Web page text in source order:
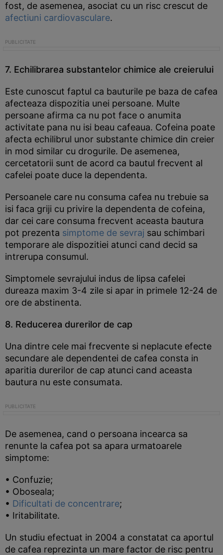
fost, de asemenea, asociat cu un risc crescut de
afectiuni cardiovasculare.
7. Echilibrarea substantelor chimice ale creierului
Este cunoscut faptul ca bauturile pe baza de cafea
afecteaza dispozitia unei persoane. Multe
persoane afirma ca nu pot face o anumita
activitate pana nu isi beau cafeaua. Cofeina poate
afecta echilibrul unor substante chimice din creier
in mod similar cu drogurile. De asemenea,
cercetatorii sunt de acord ca bautul frecvent al
cafelei poate duce la dependenta.
Persoanele care nu consuma cafea nu trebuie sa
isi faca griji cu privire la dependenta de cofeina,
dar cei care consuma frecvent aceasta bautura
pot prezenta simptome de sevraj sau schimbari
temporare ale dispozitiei atunci cand decid sa
intrerupa consumul.
Simptomele sevrajului indus de lipsa cafelei
dureaza maxim 3-4 zile si apar in primele 12-24 de
ore de abstinenta.
8. Reducerea durerilor de cap
Una dintre cele mai frecvente si neplacute efecte
secundare ale dependentei de cafea consta in
aparitia durerilor de cap atunci cand aceasta
bautura nu este consumata.
De asemenea, cand o persoana incearca sa
renunte la cafea pot sa apara urmatoarele
simptome:
• Confuzie;
• Oboseala;
• Dificultati de concentrare;
• Iritabilitate.
Un studiu efectuat in 2004 a constatat ca aportul
de cafea reprezinta un mare factor de risc pentru